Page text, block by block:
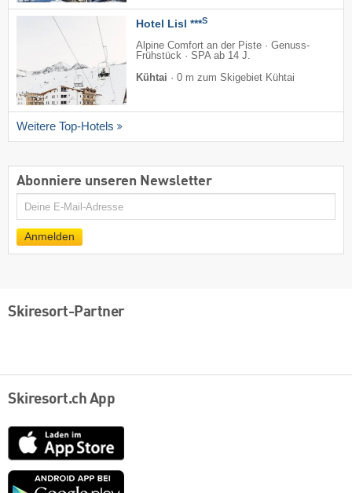
Hotel Lisl ***S
Alpine Comfort an der Piste · Genuss-
Frühstück · SPA ab 14 J.
Kühtai · 0 m zum Skigebiet Kühtai
Weitere Top-Hotels
Abonniere unseren Newsletter
E-
Anmelden
Skiresort-Partner
Skiresort.ch App
App
Store
Google